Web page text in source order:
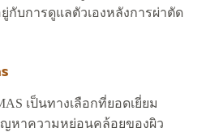
กับการดูแลตัวเองหลังการผ่าตัด
เป็นทางเลือกที่ยอดเยี่ยม
หาความหย่อนคล้อยของผิว